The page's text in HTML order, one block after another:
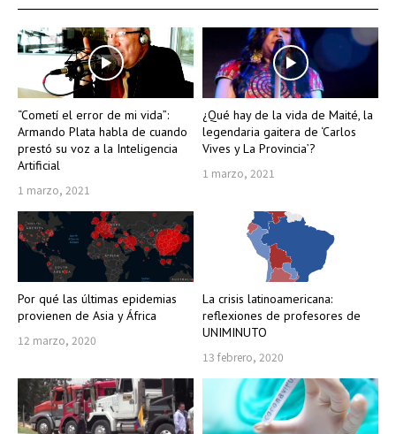
“Cometí el error de mi vida”:
Armando Plata habla de cuando
prestó su voz a la Inteligencia
Artificial
1 marzo, 2021
¿Qué hay de la vida de Maité, la
legendaria gaitera de ‘Carlos
Vives y La Provincia’?
1 marzo, 2021
Por qué las últimas epidemias
provienen de Asia y África
12 marzo, 2020
La crisis latinoamericana:
reflexiones de profesores de
UNIMINUTO
13 febrero, 2020